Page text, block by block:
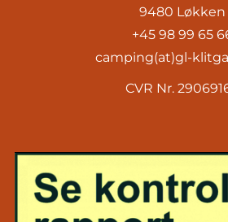
9480 Løkken
+45 98 99 65
camping(at)gl-
CVR Nr.